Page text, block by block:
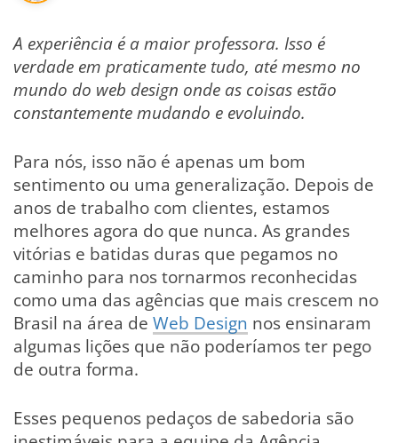
A experiência é a maior professora. Isso é
verdade em praticamente tudo, até mesmo no
mundo do web design onde as coisas estão
constantemente mudando e evoluindo.
Para nós, isso não é apenas um bom
sentimento ou uma generalização. Depois de
anos de trabalho com clientes, estamos
melhores agora do que nunca. As grandes
vitórias e batidas duras que pegamos no
caminho para nos tornarmos reconhecidas
como uma das agências que mais crescem no
Brasil na área de Web Design nos ensinaram
algumas lições que não poderíamos ter pego
de outra forma.
Esses pequenos pedaços de sabedoria são